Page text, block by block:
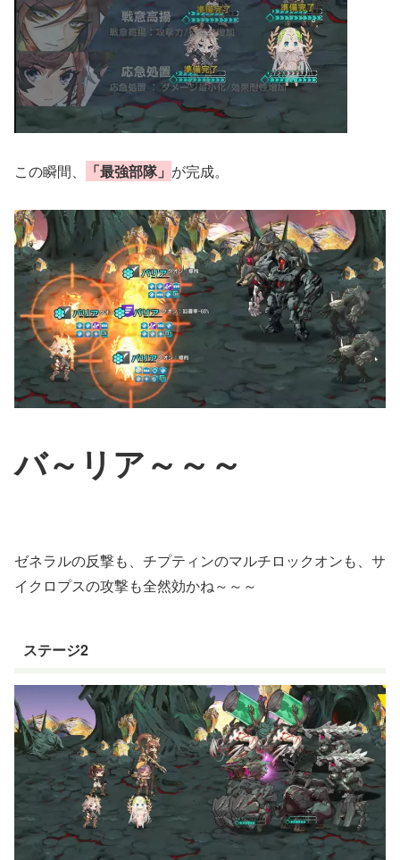
この瞬間、 「最強部隊」 が完成。
バ～リア～～～
ゼネラルの反撃も、チプティンのマルチロックオンも、サ
イクロプスの攻撃も全然効かね～～～
ステージ2